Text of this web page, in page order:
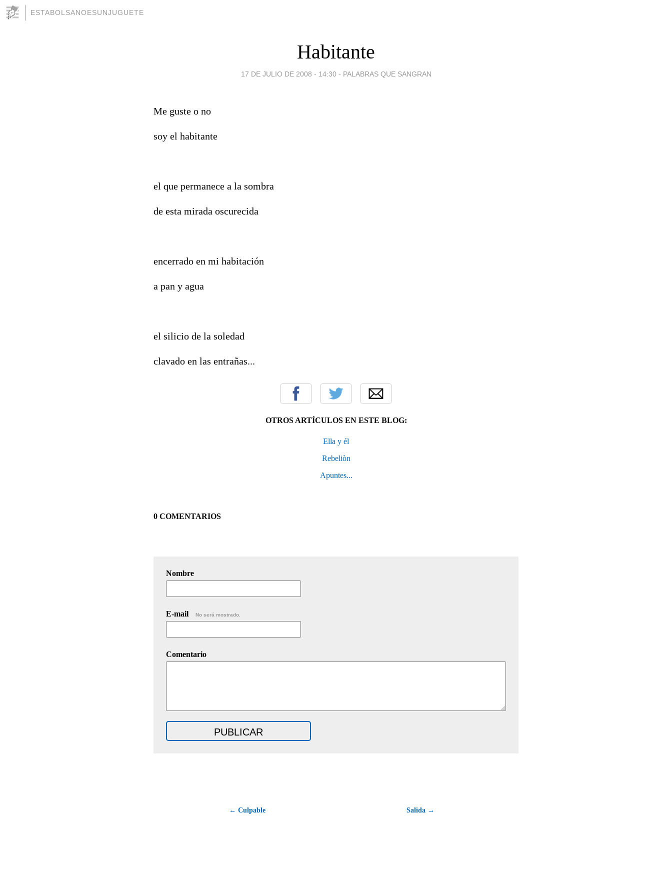
ESTABOLSANOESUNJUGUETE
Habitante
17 DE JULIO DE 2008 - 14:30 - PALABRAS QUE SANGRAN
Me guste o no
soy el habitante
el que permanece a la sombra
de esta mirada oscurecida
encerrado en mi habitación
a pan y agua
el silicio de la soledad
clavado en las entrañas...
OTROS ARTÍCULOS EN ESTE BLOG:
Ella y él
Rebeliòn
Apuntes...
0 COMENTARIOS
Nombre
E-mail No será mostrado.
Comentario
← Culpable Salida →